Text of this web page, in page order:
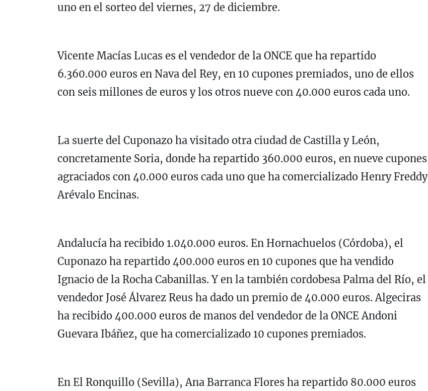
uno en el sorteo del viernes, 27 de diciembre.
Vicente Macías Lucas es el vendedor de la ONCE que ha repartido
6.360.000 euros en Nava del Rey, en 10 cupones premiados, uno de ellos
con seis millones de euros y los otros nueve con 40.000 euros cada uno.
La suerte del Cuponazo ha visitado otra ciudad de Castilla y León,
concretamente Soria, donde ha repartido 360.000 euros, en nueve cupones
agraciados con 40.000 euros cada uno que ha comercializado Henry Freddy
Arévalo Encinas.
Andalucía ha recibido 1.040.000 euros. En Hornachuelos (Córdoba), el
Cuponazo ha repartido 400.000 euros en 10 cupones que ha vendido
Ignacio de la Rocha Cabanillas. Y en la también cordobesa Palma del Río, el
vendedor José Álvarez Reus ha dado un premio de 40.000 euros. Algeciras
ha recibido 400.000 euros de manos del vendedor de la ONCE Andoni
Guevara Ibáñez, que ha comercializado 10 cupones premiados.
En El Ronquillo (Sevilla), Ana Barranca Flores ha repartido 80.000 euros